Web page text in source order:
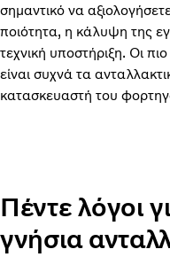
σημαντικό να
ποιότητα, η κάλυψη της
τεχνική υποστήριξη. Οι
είναι συχνά τα
κατασκευαστή του
Πέντε λόγοι
γνήσια